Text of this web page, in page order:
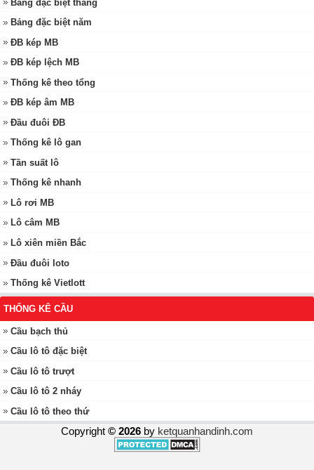
Bảng đặc biệt tháng
Bảng đặc biệt năm
ĐB kép MB
ĐB kép lệch MB
Thống kê theo tổng
ĐB kép âm MB
Đầu đuôi ĐB
Thống kê lô gan
Tần suất lô
Thống kê nhanh
Lô rơi MB
Lô câm MB
Lô xiên miền Bắc
Đầu đuôi loto
Thống kê Vietlott
THỐNG KÊ CẦU
Cầu bạch thủ
Cầu lô tô đặc biệt
Cầu lô tô trượt
Cầu lô tô 2 nháy
Cầu lô tô theo thứ
Copyright © 2026 by ketquanhandinh.com